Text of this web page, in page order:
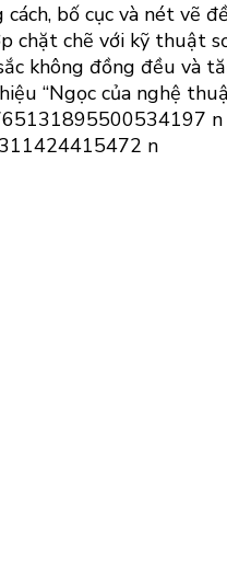
bố cục và nét vẽ
chặt chẽ với kỹ thuật
không đồng đều và
“Ngọc của nghệ